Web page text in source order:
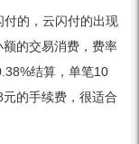
的，云闪付的出现
的交易消费，费率
结算，单笔10
的手续费，很适合